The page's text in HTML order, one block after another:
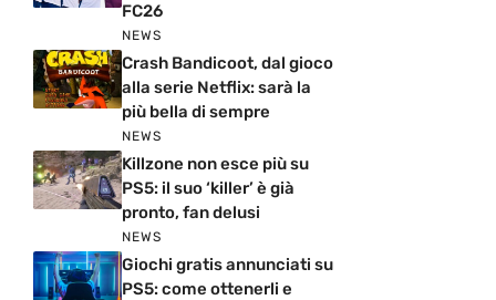
FC26
NEWS
Crash Bandicoot, dal gioco
alla serie Netflix: sarà la
più bella di sempre
NEWS
Killzone non esce più su
PS5: il suo ‘killer’ è già
pronto, fan delusi
NEWS
Giochi gratis annunciati su
PS5: come ottenerli e